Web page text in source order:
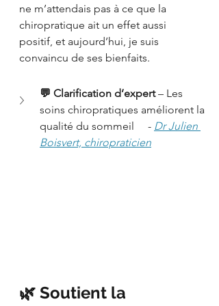
ne m’attendais pas à ce que la
chiropratique ait un effet aussi
positif, et aujourd’hui, je suis
convaincu de ses bienfaits.
💬 Clarification d’expert – Les
soins chiropratiques améliorent la
qualité du sommeil     - Dr Julien
Boisvert, chiropraticien
🌿 Soutient la